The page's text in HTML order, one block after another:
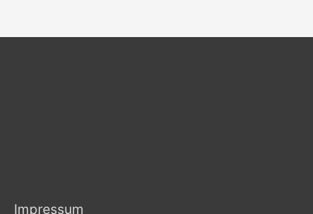
Impressum